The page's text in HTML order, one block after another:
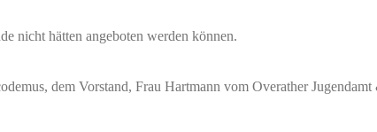
nicht hätten angeboten werden können.
dem Vorstand, Frau Hartmann vom Overather